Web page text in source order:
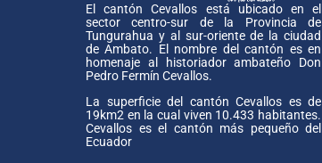
El cantón Cevallos está ubicado en el
sector centro-sur de la Provincia de
Tungurahua y al sur-oriente de la ciudad
de Ambato. El nombre del cantón es en
homenaje al historiador ambateño Don
Pedro Fermín Cevallos.
La superficie del cantón Cevallos es de
19km2 en la cual viven 10.433 habitantes.
Cevallos es el cantón más pequeño del
Ecuador